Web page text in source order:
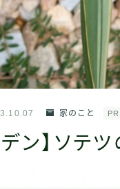
家のこと PR
デン】ソテ